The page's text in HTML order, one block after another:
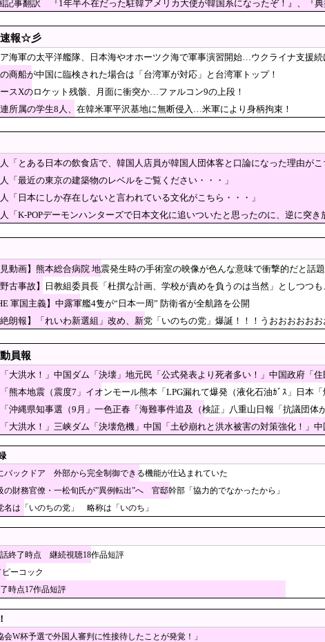
熊本爆発】経産省が原因をほぼ特定、全国の大規模
に・・・【PICKUP】
国人民と連帯して戦おー！悪政高市を打倒するぞー！」
はテーブルに肘をついてはいけない？日本の食事マ
これが日本の食事マナーか？‥」
ったか調査」するわけ…実は銃を構えただけで警察本部長まで報
への侵略戦争に突入するための戦争式典だ」 パヨク
んやから強制置き配は止めておくべき」とユーザー
こしたのは……
ガールズグループ『NMIXX』、2年前の『独島は我が領土』歌唱が再熱 日本デビュ
う氏、熊本震災ボランティアで熱中症疑い「水風呂に入っても体
」機種にバックドア発見！ ネットに繋ぐだけで35秒ごとに中国のサーバーと通信
「いのちの党」に党名変更
値更新！SKハイニックスが牽引し9000ポイントまであと少し」→「サムスンとハイニ
ゲーセン、女の子の要望が刺さりすぎた」
ータセンター 建設費2兆円、アラブ首長国連邦（UAE）が投資へ [8/6]
被災地に水を支援 ⇒ トイレの水にｗｗｗｗｗｗｗ
門家「イオンモール熊本の爆心地に…喫煙所と自販機
組」改め、新党「いのちの党」爆誕！！！うおおおおおおおお
「いのちの党」に党名変更ｗｗｗｗｗｗ
がなぜ許されない？「窮屈な世の中」に住む不幸、「尊重し合える社会」は遠ざか
被害に支援したのに…一部の日本人「韓国産の水は水洗トイレに」[8/6] [昆虫図鑑★]
部「今年のロシア軍死傷者24万人…新規兵力の募集規模を上回る」
「これは酷い…京都市でマイナンバーカードを持たな
対していた財務省の面目が丸潰れに、減税が決まっ
屋さん「消費税減税されても値下げせず全て利益にする！」と宣
給油で1980km走行しギネス記録を達成 55Lタンクでリッター36km（SUV）
の地震でも段ボールベッドを出してきたので後進国なのは変わらな
期経常利益、前年同期比97.7％減の0.7億円に減益
凌駕した中国のアイスクリームチェーンの正体とは？」→「中国製は食べない」
が作った室外機カバー、1年後に気づく」
、水を支援したのに「韓国産の水は水洗トイレに」[8/6]
行われる埼玉県知事選に立候補致します。現職の大野知事は左翼思想であるため、
存在しないと言われている文化がこちら・・・」
記事翻訳 『1年半不在だった駐韓アメリカ大使が韓国系になったぞ！』、『
速報☆彡
海軍の太平洋艦隊、日本海やオホーツク海で軍事演習開始…ウクライナ支援
商船が中国に臨検された場合は「台湾軍が対応」と台湾軍トップ！
スXのロケット残骸、月面に衝突か…ファルコン9の上段！
所属の学生8人、在韓米軍平沢基地に無断侵入…米軍により身柄拘束！
「とある日本の飲食店で、韓国人店員が韓国人団体客と口論になった理由が
「最近の東京の建築物のレベルをご覧ください・・・」
「日本にしか存在しないと言われている文化がこちら・・・」
「K-POPデーモンハンターズで日本文化に追いついたと思ったのに、逆に突
見動画】熊本総合病院 地震発生時の手術室の映像が色んな意味で衝撃的だと話
野古事故】日教組委員長「杜撰な計画、学校が責めを負うのは当然」としつつ
ランス良い」
軍国主義】中露軍艦4隻が“日本一周” 防衛省が全航路を公開
絶朗報】「れいわ新選組」改め、新党「いのちの党」爆誕！！！うおおおおお
員報
大洪水！」中国ダム「決壊」地元民「公式発表より死者多い！」中国政府「
台風13号「三峡ﾀﾞﾑ接近中」→
「熊本地震（震度7」イオンモール熊本「LPG漏れて爆発（液化石油ｶﾞｽ」日本
説明の虚偽を認める（営業部長発言」→
「沖縄県知事選（9月」一色正春「海難事件追及（検証」八重山日報「抗議団
抗議団体の構成組織は日本共産党」→
大洪水！」三峡ダム「決壊危機」中国「土砂崩れと洪水被害の対策強化！」
バックドア 外部から完全制御できる機能が仕込まれていた
の財務官僚・一松旬氏が”異例転出”へ 官邸幹部「協力的でなかったから」
名は「いのちの党」 略称は「いのち」
話終了時点 継続視聴18作品短評
ピーコック
時点17作品短評
W杯予選で外国人審判に性接待したことが発覚！」